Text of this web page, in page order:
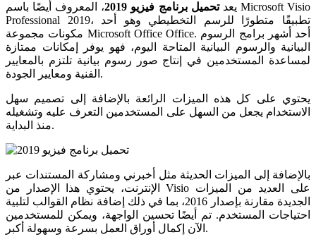
يعدتحميل برنامج فيزيو 2019
، المعروف أيضًا باسم Microsoft Visio
Professional 2019، تطبيقًا متطورًا للرسم التخطيطي وهو أحد
مكونات مجموعة Microsoft Office Office. أحد أشهر برامج الرسوم
البيانية والرسوم البيانية المتاحة اليوم، فهو يوفر إمكانات ممتازة
لمساعدة المستخدمين في إنتاج صور رسوم بيانية تلتزم بالمعايير
الفنية ومعايير الجودة.
يحتوي على كل هذه الميزات الرائعة بالإضافة إلى تصميم سهل
الاستخدام يجعل من السهل على المستخدمين التعرف عليه وتشغيله
منذ البداية.
بالإضافة إلى الميزات الحديثة مثل أخبرني ومشاركة المستندات عبر
الإنترنت، يحتوي هذا الإصدار من Visio على العديد من الميزات
الجديدة مقارنة بإصدار 2016، بما في ذلك إضافة نظام القوالب لتلبية
احتياجات المستخدم. تم أيضًا تحسين الواجهة، ويمكن للمستخدمين
الآن إكمال أوراق العمل بسرعة وسهولة أكبر.